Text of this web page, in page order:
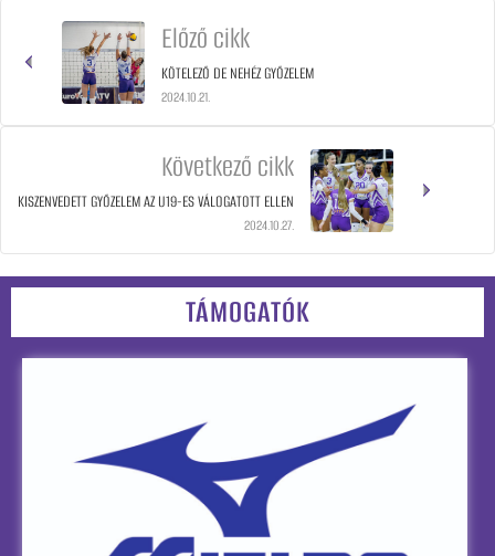
Előző cikk
2024.10.21.
KÖTELEZŐ DE NEHÉZ GYŐZELEM
Következő cikk
2024.10.27.
KISZENVEDETT GYŐZELEM AZ U19-ES VÁLOGATOTT ELLEN
TÁMOGATÓK